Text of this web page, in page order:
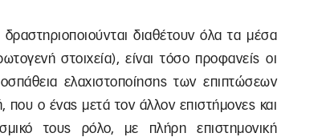
διαθέτουν όλα τα μέσα
στοιχεία), είναι τόσο προφανείς οι
ελαχιστοποίησης των επιπτώσεων
που ο ένας μετά τον άλλον επιστήμονες και
τους ρόλο, με πλήρη επιστημονική